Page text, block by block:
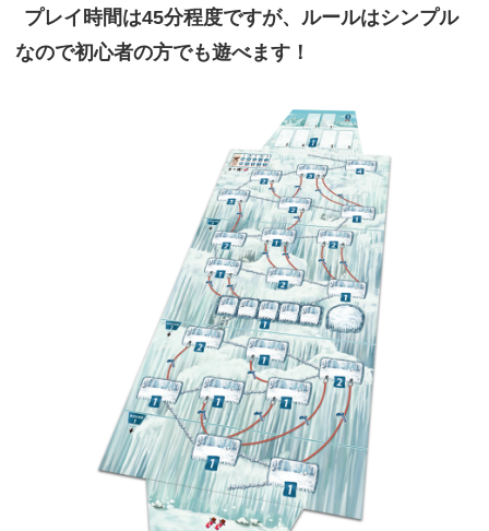
プレイ時間は45分程度ですが、ルールはシンプル
なので初心者の方でも遊べます！